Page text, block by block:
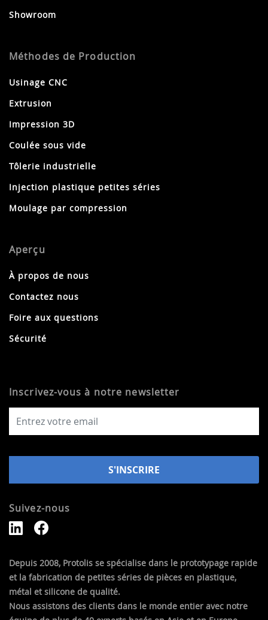
Showroom
Méthodes de Production
Usinage CNC
Extrusion
Impression 3D
Coulée sous vide
Tôlerie industrielle
Injection plastique petites séries
Moulage par compression
Aperçu
À propos de nous
Contactez nous
Foire aux questions
Sécurité
Inscrivez-vous à notre newsletter
Suivez-nous
Depuis 2008, Protolis se spécialise dans le prototypage rapide
et la fabrication de petites séries de pièces en plastique,
métal et silicone de qualité.
Nous assistons des clients dans le monde entier avec notre